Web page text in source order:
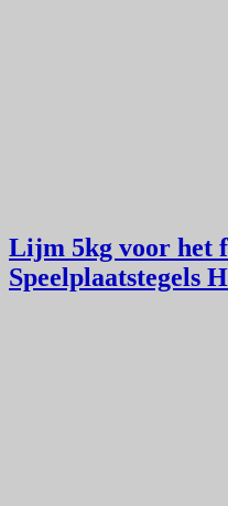
Lijm 5kg voor het
Speelplaatstegels